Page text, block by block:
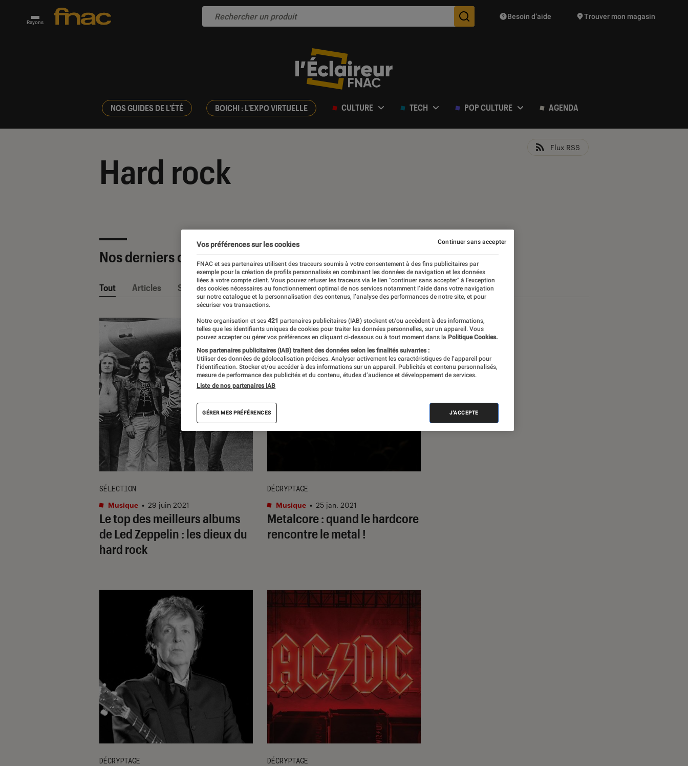
Rayons Des suggestions de produits vont vous être proposées
Besoin d’aide Trouver mon magasin
NOS GUIDES DE L'ÉTÉ BOICHI : L'EXPO VIRTUELLE CULTURE TECH POP CULTURE AGENDA
Hard rock
Flux RSS
Nos derniers contenus
Tout Articles Sélections et guides
Le top des meilleurs albums
de Led Zeppelin : les dieux du
hard rock
SÉLECTION
Musique • 29 juin 2021
Metalcore : quand le hardcore
rencontre le metal !
DÉCRYPTAGE
Musique • 25 jan. 2021
DÉCRYPTAGE DÉCRYPTAGE
Vos préférences sur les cookies
FNAC et ses partenaires utilisent des traceurs soumis à votre consentement à des fins publicitaires par
exemple pour la création de profils personnalisés en combinant les données de navigation et les données
liées à votre compte client. Vous pouvez refuser les traceurs via le lien "continuer sans accepter" à l’exception
des cookies nécessaires au fonctionnement optimal de nos services notamment l’aide dans votre navigation
sur notre catalogue et la personnalisation des contenus, l’analyse des performances de notre site, et pour
sécuriser vos transactions.
Notre organisation et ses 421 partenaires publicitaires (IAB) stockent et/ou accèdent à des informations,
telles que les identifiants uniques de cookies pour traiter les données personnelles, sur un appareil. Vous
pouvez accepter ou gérer vos préférences en cliquant ci-dessous ou à tout moment dans la Politique Cookies.
Nos partenaires publicitaires (IAB) traitent des données selon les finalités suivantes :
Utiliser des données de géolocalisation précises. Analyser activement les caractéristiques de l’appareil pour
l’identification. Stocker et/ou accéder à des informations sur un appareil. Publicités et contenu personnalisés,
mesure de performance des publicités et du contenu, études d’audience et développement de services.
Liste de nos partenaires IAB
GÉRER MES PRÉFÉRENCES J'ACCEPTE
Continuer sans accepter